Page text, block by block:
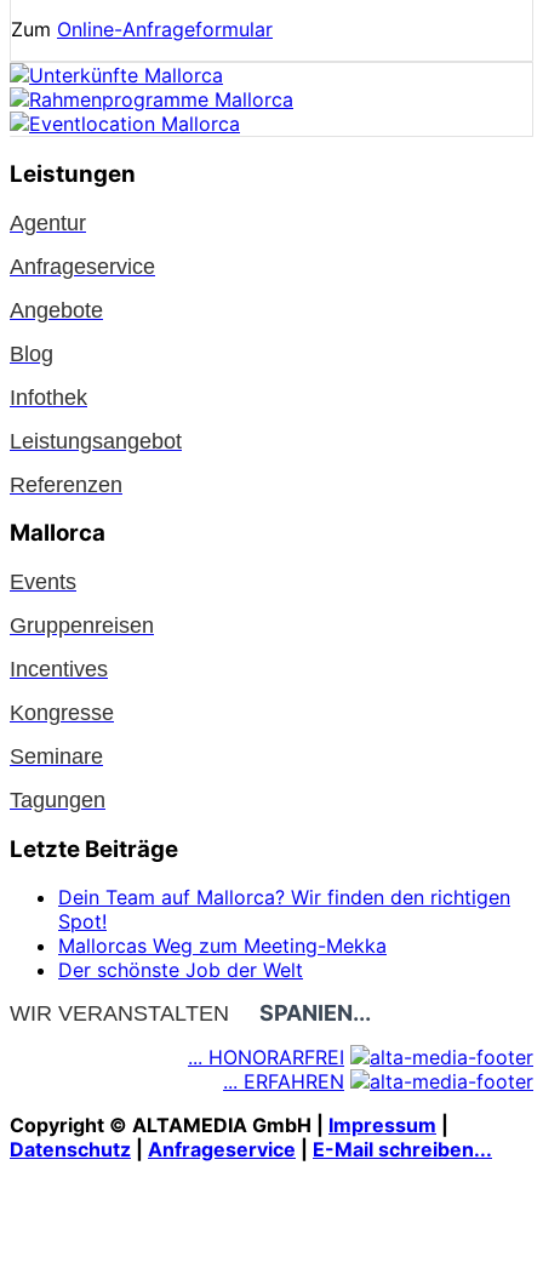
Zum Online-Anfrageformular
Leistungen
Agentur
Anfrageservice
Angebote
Blog
Infothek
Leistungsangebot
Referenzen
Mallorca
Events
Gruppenreisen
Incentives
Kongresse
Seminare
Tagungen
Letzte Beiträge
Dein Team auf Mallorca? Wir finden den richtigen
Spot!
Mallorcas Weg zum Meeting-Mekka
Der schönste Job der Welt
WIR VERANSTALTEN
SPANIEN...
... HONORARFREI
... ERFAHREN
Copyright © ALTAMEDIA GmbH | Impressum
Datenschutz
Anfrageservice E-Mail schreiben...